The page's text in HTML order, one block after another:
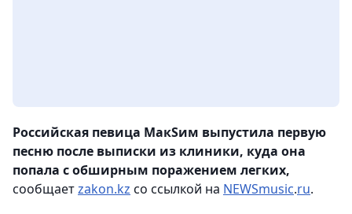
Российская певица МакSим выпустила первую
песню после выписки из клиники, куда она
попала с обширным поражением легких,
сообщаетzakon.kz со ссылкой на NEWSmusic.ru.